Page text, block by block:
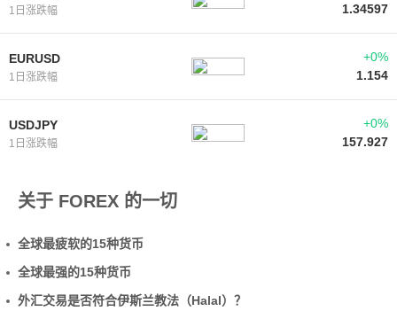
1日涨跌幅
1.34597
EURUSD
1日涨跌幅
+0%
1.154
USDJPY
1日涨跌幅
+0%
157.927
关于 FOREX 的一切
全球最疲软的15种货币
全球最强的15种货币
外汇交易是否符合伊斯兰教法（Halal）？